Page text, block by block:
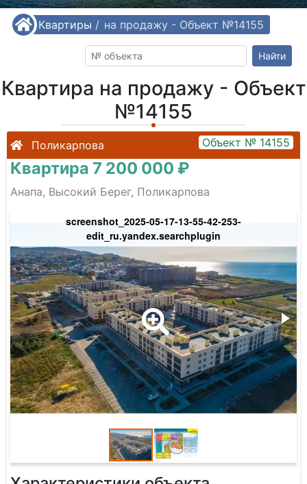
/ Квартиры /
Квартира на продажу - Объект №14155
Найти
Квартира на продажу - Объект
№14155
Поликарпова Объект № 14155
Квартира 7 200 000 ₽
Анапа, Высокий Берег, Поликарпова
screenshot_2025-05-17-13-55-42-253-
edit_ru.yandex.searchplugin